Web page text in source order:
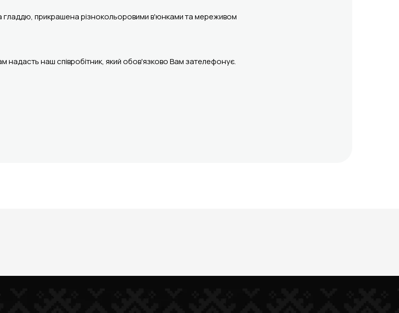
гладдю, прикрашена різнокольоровими в'юнками та мереживом
надасть наш співробітник, який обов'язково Вам зателефонує.